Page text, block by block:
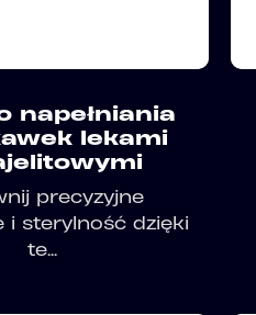
napełniania
lekami
precyzyjne
i sterylność dzięki
te...